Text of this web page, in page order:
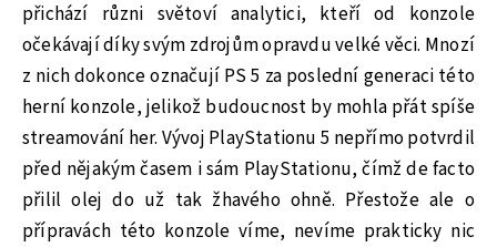
přichází různi světoví analytici, kteří od konzole
očekávají díky svým zdrojům opravdu velké věci. Mnozí
z nich dokonce označují PS 5 za poslední generaci této
herní konzole, jelikož budoucnost by mohla přát spíše
streamování her. Vývoj PlayStationu 5 nepřímo potvrdil
před nějakým časem i sám PlayStationu, čímž de facto
přilil olej do už tak žhavého ohně. Přestože ale o
přípravách této konzole víme, nevíme prakticky nic